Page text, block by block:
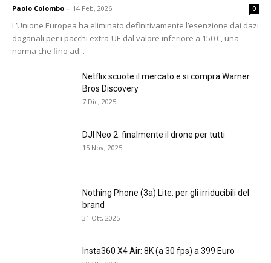
Paolo Colombo - 14 Feb, 2026 0
L’Unione Europea ha eliminato definitivamente l’esenzione dai dazi
doganali per i pacchi extra-UE dal valore inferiore a 150 €, una
norma che fino ad...
Netflix scuote il mercato e si compra Warner
Bros Discovery
7 Dic, 2025
DJI Neo 2: finalmente il drone per tutti
15 Nov, 2025
Nothing Phone (3a) Lite: per gli irriducibili del
brand
31 Ott, 2025
Insta360 X4 Air: 8K (a 30 fps) a 399 Euro